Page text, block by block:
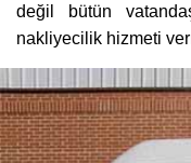
değil bütün
nakliyecilik hizmeti